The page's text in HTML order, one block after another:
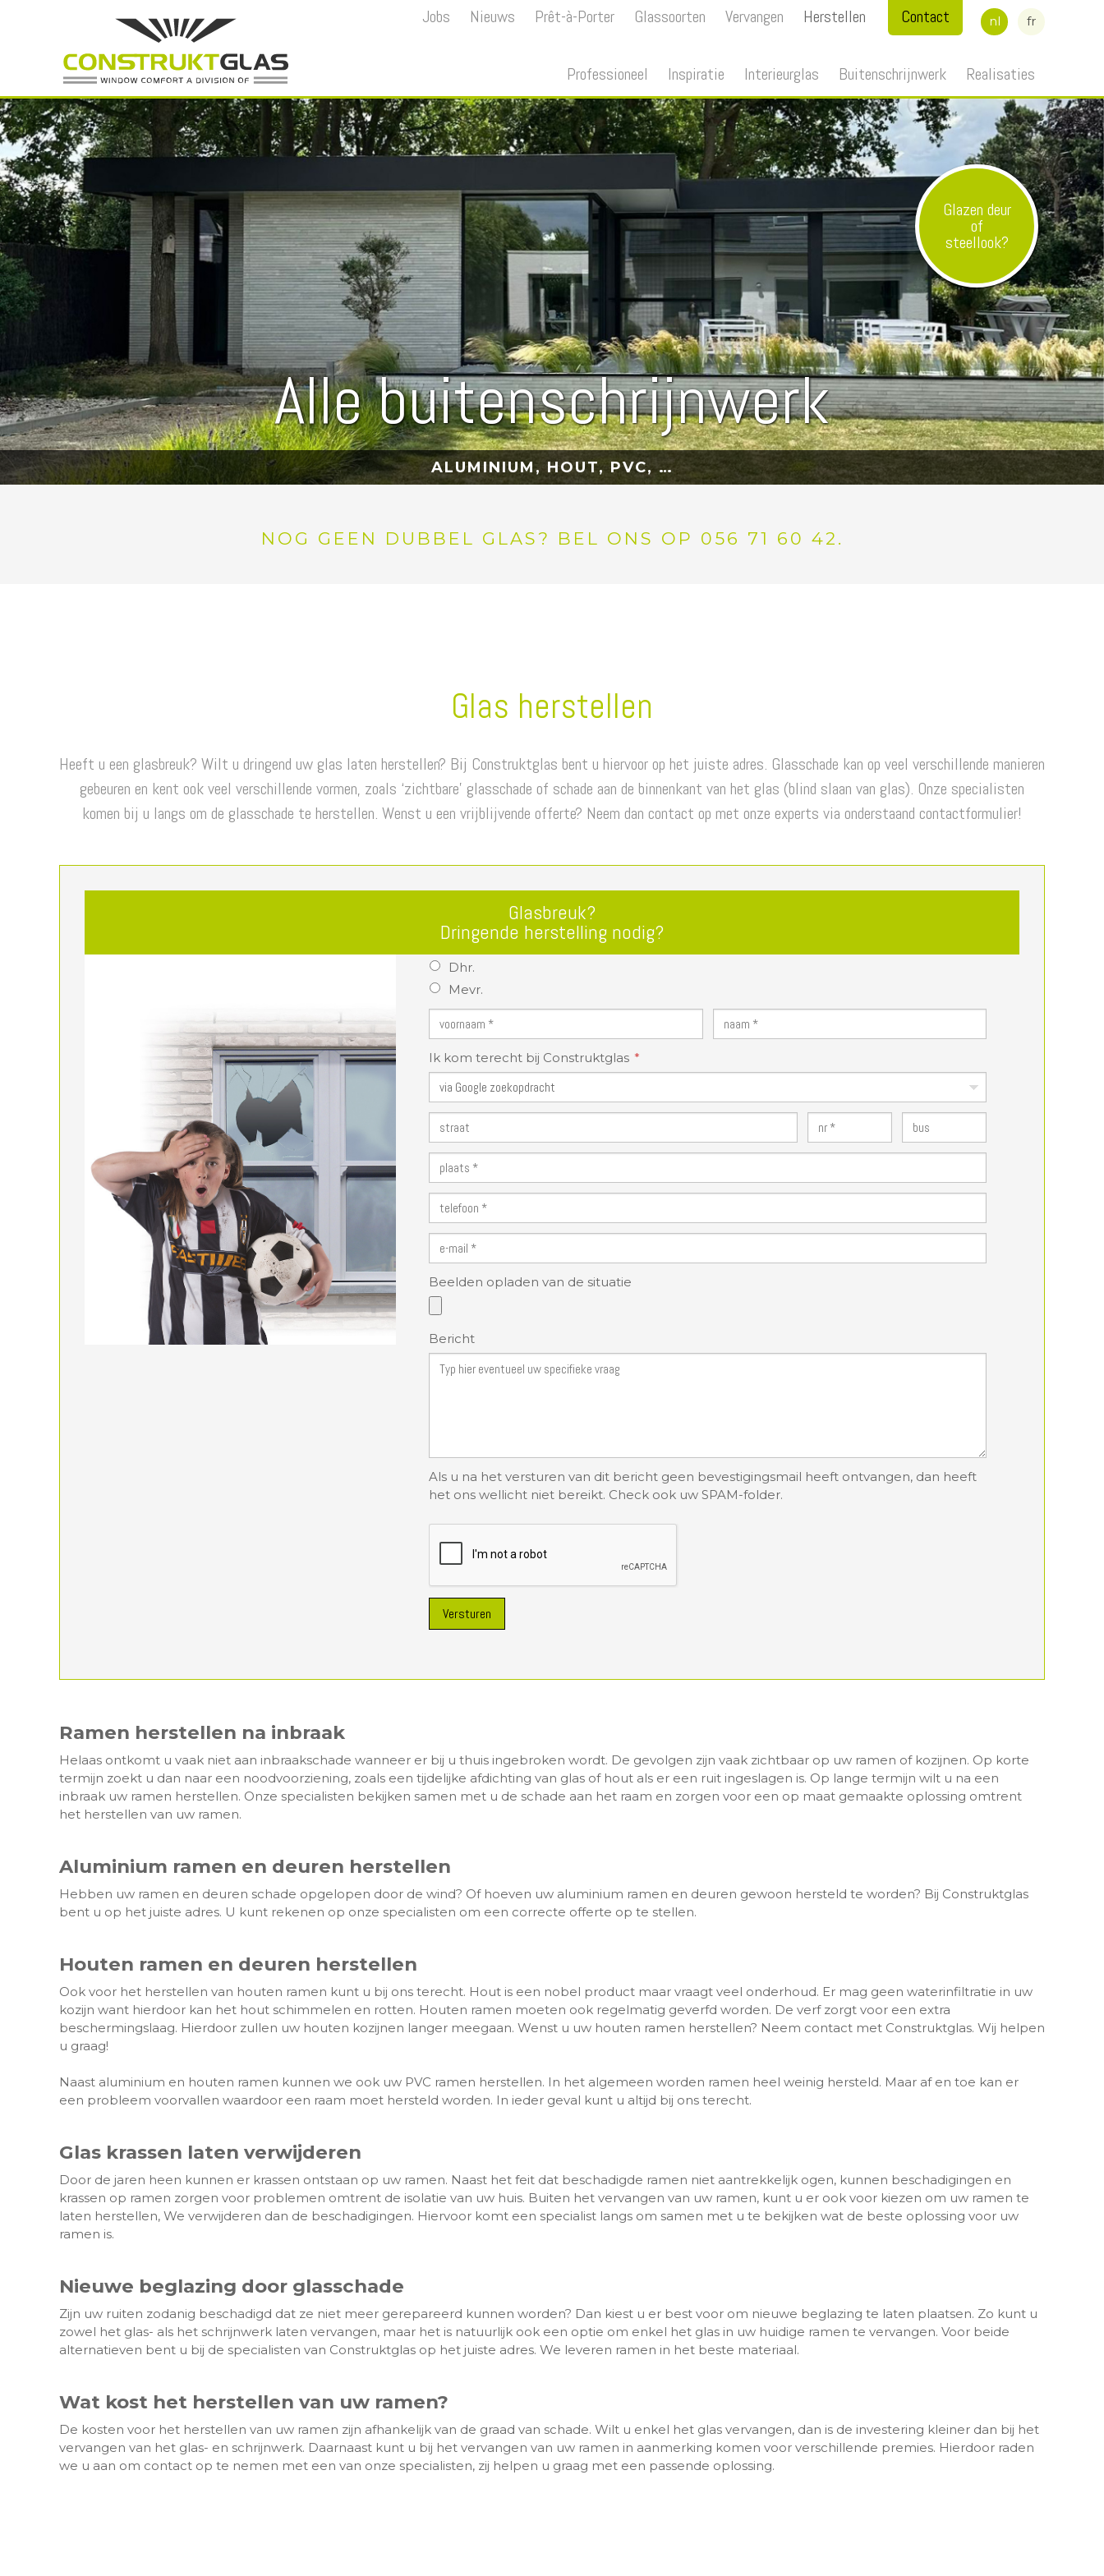
Professioneel Inspiratie Interieurglas Buitenschrijnwerk Realisaties
Jobs Nieuws Prêt-à-Porter Glassoorten Vervangen Herstellen Contact nl fr
Alle buitenschrijnwerk
ALUMINIUM, HOUT, PVC, …
Glazen deur
of
steellook?
NOG GEEN DUBBEL GLAS? BEL ONS OP 056 71 60 42.
Glas herstellen
Heeft u een glasbreuk? Wilt u dringend uw glas laten herstellen? Bij Construktglas bent u hiervoor op het juiste adres. Glasschade kan op veel verschillende manieren
gebeuren en kent ook veel verschillende vormen, zoals ‘zichtbare’ glasschade of schade aan de binnenkant van het glas (blind slaan van glas). Onze specialisten
komen bij u langs om de glasschade te herstellen. Wenst u een vrijblijvende offerte? Neem dan contact op met onze experts via onderstaand contactformulier!
Glasbreuk?
Dringende herstelling nodig?
Dhr.
Mevr.
Ik kom terecht bij Construktglas
via Google zoekopdracht
Beelden opladen van de situatie
Bericht
Als u na het versturen van dit bericht geen bevestigingsmail heeft ontvangen, dan heeft
het ons wellicht niet bereikt. Check ook uw SPAM-folder.
Versturen
Ramen herstellen na inbraak
Helaas ontkomt u vaak niet aan inbraakschade wanneer er bij u thuis ingebroken wordt. De gevolgen zijn vaak zichtbaar op uw ramen of kozijnen. Op korte
termijn zoekt u dan naar een noodvoorziening, zoals een tijdelijke afdichting van glas of hout als er een ruit ingeslagen is. Op lange termijn wilt u na een
inbraak uw ramen herstellen. Onze specialisten bekijken samen met u de schade aan het raam en zorgen voor een op maat gemaakte oplossing omtrent
het herstellen van uw ramen.
Aluminium ramen en deuren herstellen
Hebben uw ramen en deuren schade opgelopen door de wind? Of hoeven uw aluminium ramen en deuren gewoon hersteld te worden? Bij Construktglas
bent u op het juiste adres. U kunt rekenen op onze specialisten om een correcte offerte op te stellen.
Houten ramen en deuren herstellen
Ook voor het herstellen van houten ramen kunt u bij ons terecht. Hout is een nobel product maar vraagt veel onderhoud. Er mag geen waterinfiltratie in uw
kozijn want hierdoor kan het hout schimmelen en rotten. Houten ramen moeten ook regelmatig geverfd worden. De verf zorgt voor een extra
beschermingslaag. Hierdoor zullen uw houten kozijnen langer meegaan. Wenst u uw houten ramen herstellen? Neem contact met Construktglas. Wij helpen
u graag!
Naast aluminium en houten ramen kunnen we ook uw PVC ramen herstellen. In het algemeen worden ramen heel weinig hersteld. Maar af en toe kan er
een probleem voorvallen waardoor een raam moet hersteld worden. In ieder geval kunt u altijd bij ons terecht.
Glas krassen laten verwijderen
Door de jaren heen kunnen er krassen ontstaan op uw ramen. Naast het feit dat beschadigde ramen niet aantrekkelijk ogen, kunnen beschadigingen en
krassen op ramen zorgen voor problemen omtrent de isolatie van uw huis. Buiten het vervangen van uw ramen, kunt u er ook voor kiezen om uw ramen te
laten herstellen, We verwijderen dan de beschadigingen. Hiervoor komt een specialist langs om samen met u te bekijken wat de beste oplossing voor uw
ramen is.
Nieuwe beglazing door glasschade
Zijn uw ruiten zodanig beschadigd dat ze niet meer gerepareerd kunnen worden? Dan kiest u er best voor om nieuwe beglazing te laten plaatsen. Zo kunt u
zowel het glas- als het schrijnwerk laten vervangen, maar het is natuurlijk ook een optie om enkel het glas in uw huidige ramen te vervangen. Voor beide
alternatieven bent u bij de specialisten van Construktglas op het juiste adres. We leveren ramen in het beste materiaal.
Wat kost het herstellen van uw ramen?
De kosten voor het herstellen van uw ramen zijn afhankelijk van de graad van schade. Wilt u enkel het glas vervangen, dan is de investering kleiner dan bij het
vervangen van het glas- en schrijnwerk. Daarnaast kunt u bij het vervangen van uw ramen in aanmerking komen voor verschillende premies. Hierdoor raden
we u aan om contact op te nemen met een van onze specialisten, zij helpen u graag met een passende oplossing.